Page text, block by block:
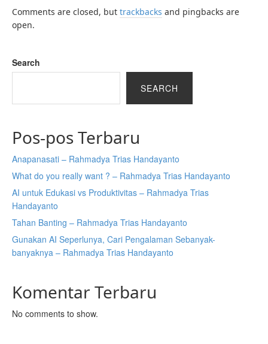
Comments are closed, but trackbacks and pingbacks are
open.
Search
SEARCH
Pos-pos Terbaru
Anapanasati – Rahmadya Trias Handayanto
What do you really want ? – Rahmadya Trias Handayanto
AI untuk Edukasi vs Produktivitas – Rahmadya Trias
Handayanto
Tahan Banting – Rahmadya Trias Handayanto
Gunakan AI Seperlunya, Cari Pengalaman Sebanyak-
banyaknya – Rahmadya Trias Handayanto
Komentar Terbaru
No comments to show.